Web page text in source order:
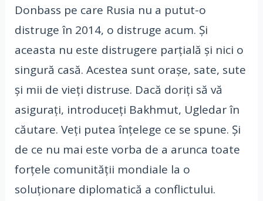
Donbass pe care Rusia nu a putut-o
distruge în 2014, o distruge acum. Și
aceasta nu este distrugere parțială și nici o
singură casă. Acestea sunt orașe, sate, sute
și mii de vieți distruse. Dacă doriți să vă
asigurați, introduceți Bakhmut, Ugledar în
căutare. Veți putea înțelege ce se spune. Și
de ce nu mai este vorba de a arunca toate
forțele comunității mondiale la o
soluționare diplomatică a conflictului.